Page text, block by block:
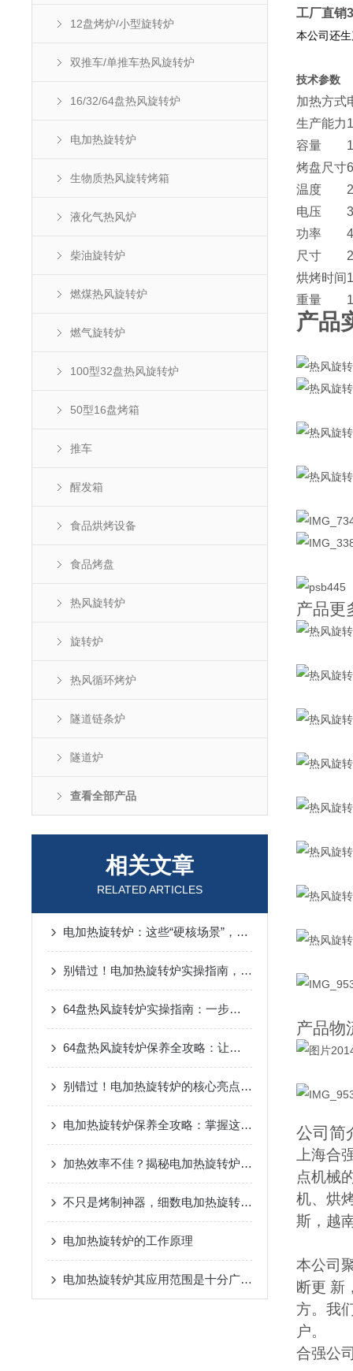
12盘烤炉/小型旋转炉
双推车/单推车热风旋转炉
16/32/64盘热风旋转炉
电加热旋转炉
生物质热风旋转烤箱
液化气热风炉
柴油旋转炉
燃煤热风旋转炉
燃气旋转炉
100型32盘热风旋转炉
50型16盘烤箱
推车
醒发箱
食品烘烤设备
食品烤盘
热风旋转炉
旋转炉
热风循环烤炉
隧道链条炉
隧道炉
查看全部产品
相关文章
RELATED ARTICLES
电加热旋转炉：这些“硬核场景”，藏着它的应用边界
别错过！电加热旋转炉实操指南，关键步骤讲透，上手超简单
64盘热风旋转炉实操指南：一步步解锁高效烘焙的正确姿势
64盘热风旋转炉保养全攻略：让设备稳跑，效率不掉线！
别错过！电加热旋转炉的核心亮点，用过的企业都夸“选对了”
电加热旋转炉保养全攻略：掌握这几点，设备稳跑少操心
加热效率不佳？揭秘电加热旋转炉的常见问题与解决秘籍！
不只是烤制神器，细数电加热旋转炉的核心组件！
电加热旋转炉的工作原理
电加热旋转炉其应用范围是十分广泛的
工厂直销
本公司还
技术参数
加热方式
生产能力
容量
烤盘尺寸
温度
电压
功率
尺寸
烘烤时间
重量
产品
产品更
产品物
公司简
上海合
点机械
机、烘
斯，越
本公司
断更 新
方。我
户。
合强公